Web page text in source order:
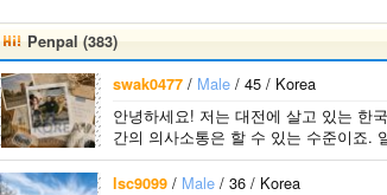
島です。 日本のこ
とは高校生の時から
興味を持ちました。
日本の好きなところ
は文化や食べ物で
す。 特に街の雰囲
気が..
지고 싶어요 일본에
가면 좋은 곳 소개
습니다 반대로 한국
에 오시면 가이드 해
드릴..
日本人の
Penpal (383)
swak0477 / Male / 45 / Korea
안녕하세요! 저는 대전에 살고 있는 한
간의 의사소통은 할 수 있는 수준이죠.
lsc9099 / Male / 36 / Korea